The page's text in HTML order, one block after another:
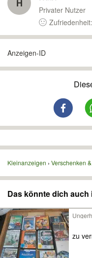
H
Privater Nutzer
Anzeigen-ID
Kleinanzeigen Verschenken
Das könnte dich auch
zu